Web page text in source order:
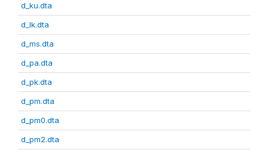
d_ku.dta
d_lk.dta
d_ms.dta
d_pa.dta
d_pk.dta
d_pm.dta
d_pm0.dta
d_pm2.dta